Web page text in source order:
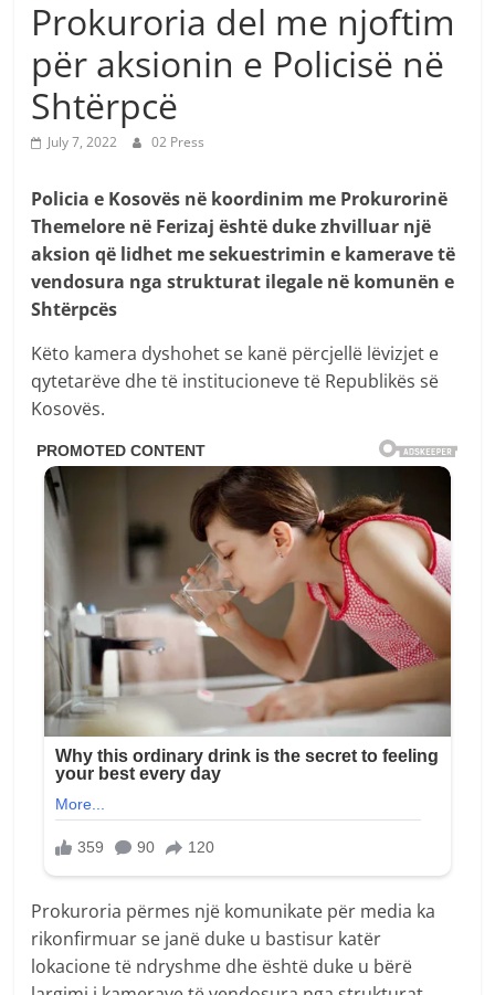
Prokuroria del me njoftim
për aksionin e Policisë në
Shtërpcë
July 7, 2022 02 Press
Policia e Kosovës në koordinim me Prokurorinë
Themelore në Ferizaj është duke zhvilluar një
aksion që lidhet me sekuestrimin e kamerave të
vendosura nga strukturat ilegale në komunën e
Shtërpcës
Këto kamera dyshohet se kanë përcjellë lëvizjet e
qytetarëve dhe të institucioneve të Republikës së
Kosovës.
Prokuroria përmes një komunikate për media ka
rikonfirmuar se janë duke u bastisur katër
lokacione të ndryshme dhe është duke u bërë